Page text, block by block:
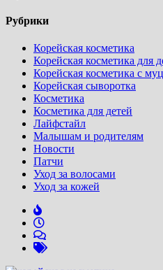
Рубрики
Корейская косметика
Корейская косметика для
Корейская косметика с
Корейская сыворотка
Косметика
Косметика для детей
Лайфстайл
Малышам и родителям
Новости
Патчи
Уход за волосами
Уход за кожей